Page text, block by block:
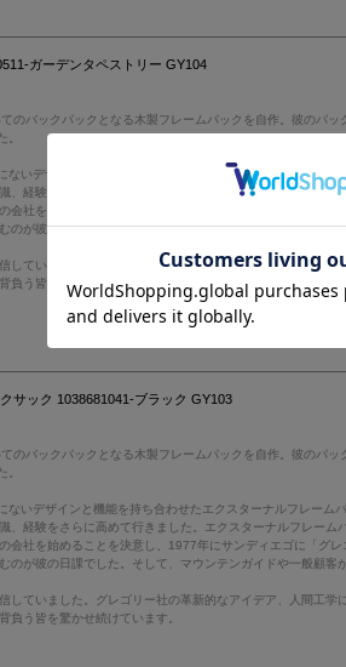
ガーデンタペストリー GY104
バックパックとなる木製フレームパックを自作。彼の
。
いデザインと機能を持ち合わせたエクスターナルフレー
経験をさらに高めて行きました。エクスターナルフレー
社を始めることを決意し、1977年にサンディエゴに「
が彼の日課でした。そして、マウンテンガイドや一般顧
ていました。グレゴリー社の革新的なアイデア、人間工
負う皆を驚かせ続けています。
サック 1038681041-ブラック GY103
バックパックとなる木製フレームパックを自作。彼の
。
いデザインと機能を持ち合わせたエクスターナルフレー
経験をさらに高めて行きました。エクスターナルフレー
社を始めることを決意し、1977年にサンディエゴに「
が彼の日課でした。そして、マウンテンガイドや一般顧
ていました。グレゴリー社の革新的なアイデア、人間工
負う皆を驚かせ続けています。